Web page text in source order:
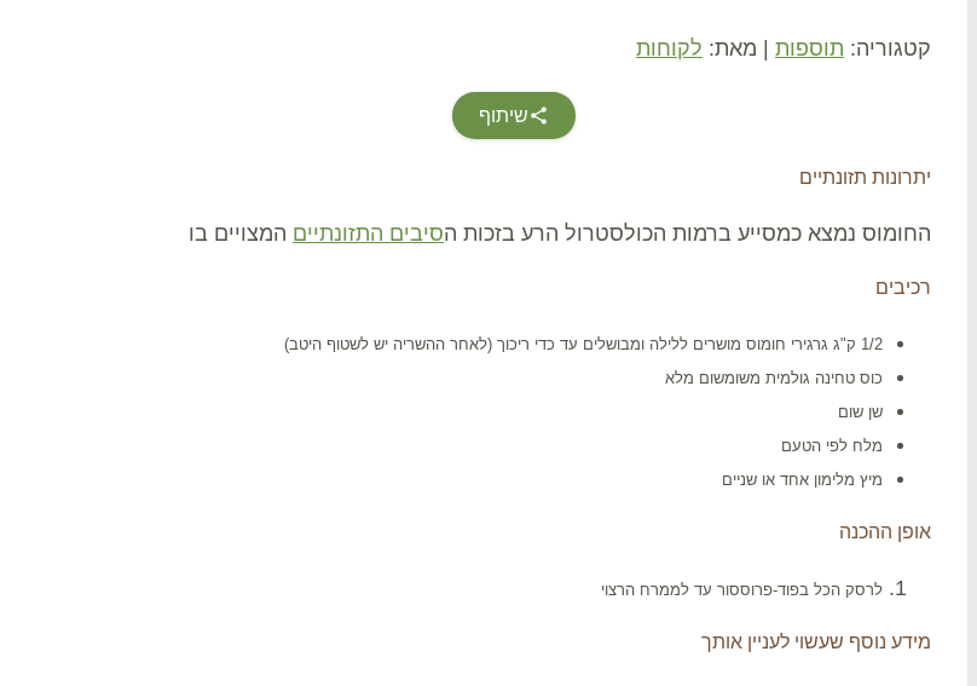
קטגוריה: תוספות מאת: לקוחות
שיתוף
יתרונות תזונתיים
החומוס נמצא כמסייע ברמות הכולסטרול הרע בזכות הסיבים התזונתיים המצויים בו
רכיבים
1/2 ק"ג גרגירי חומוס מושרים ללילה ומבושלים עד כדי ריכוך (לאחר ההשריה יש לשטוף היטב)
כוס טחינה גולמית משומשום מלא
שן שום
מלח לפי הטעם
מיץ מלימון אחד או שניים
אופן ההכנה
לרסק הכל בפוד-פרוססור עד לממרח הרצוי
מידע נוסף שעשוי לעניין אותך